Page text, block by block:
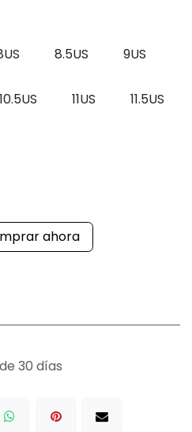
8.5US 9US
10.5US 11US 11.5US
ahora
30 días